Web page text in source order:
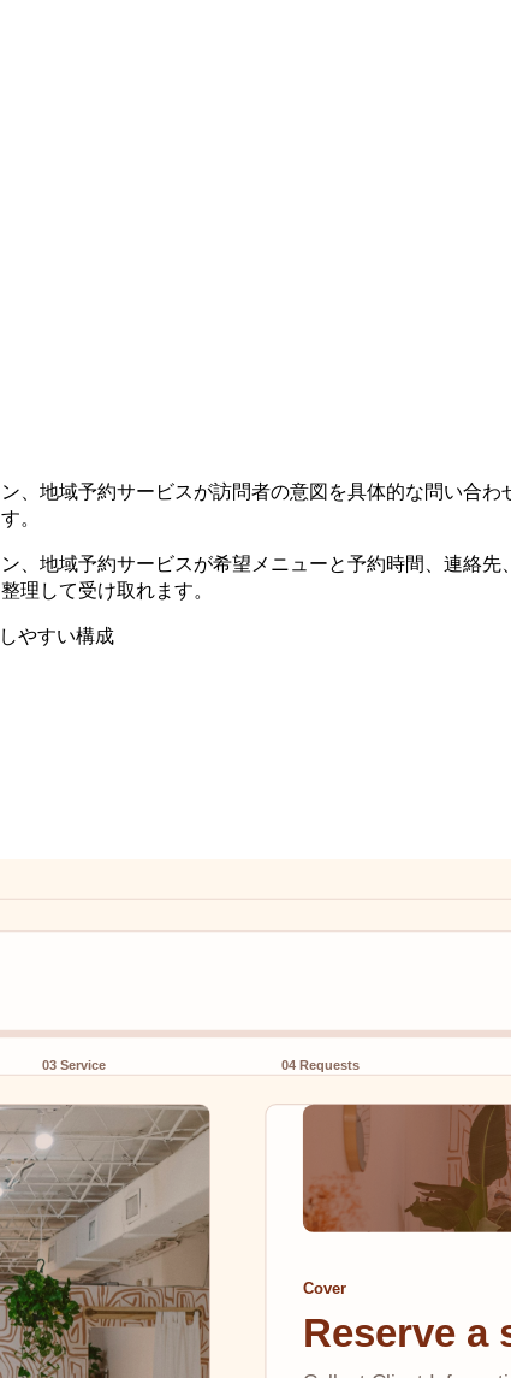
、地域予約サービスが訪問者の意図を具体的な問い合
。
、地域予約サービスが希望メニューと予約時間、連絡
理して受け取れます。
やすい構成